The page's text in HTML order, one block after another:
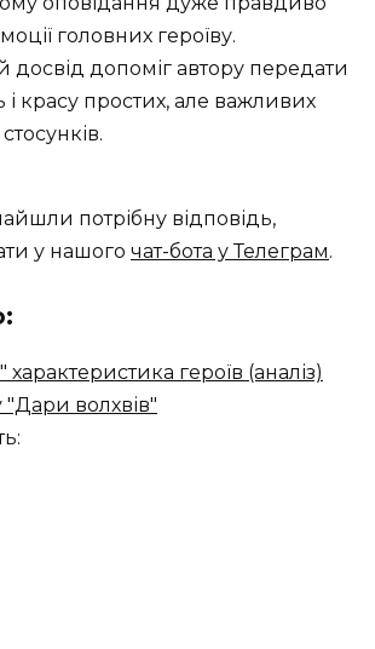
головних героїву.
досвід допоміг автору передати
і красу простих, але важливих
потрібну відповідь,
у нашого чат-бота у Телеграм.
героїв (аналіз)
волхвів"